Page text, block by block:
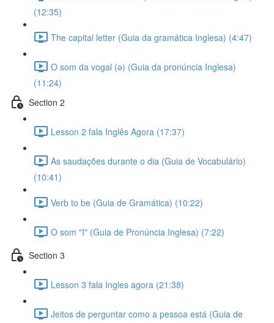
(12:35)
The capital letter (Guia da gramática Inglesa) (4:47)
O som da vogal (ə) (Guia da pronúncia Inglesa)
(11:24)
Section 2
Lesson 2 fala Inglês Agora (17:37)
As saudações durante o dia (Guia de Vocabulário)
(10:41)
Verb to be (Guia de Gramática) (10:22)
O som "I" (Guia de Pronúncia Inglesa) (7:22)
Section 3
Lesson 3 fala Ingles agora (21:38)
Jeitos de perguntar como a pessoa está (Guia de